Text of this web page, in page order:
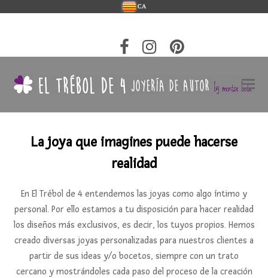
CA
La joya que imagines puede hacerse
realidad
En El Trébol de 4 entendemos las joyas como algo íntimo y
personal. Por ello estamos a tu disposición para hacer realidad
los diseños más exclusivos, es decir, los tuyos propios. Hemos
creado diversas joyas personalizadas para nuestros clientes a
partir de sus ideas y/o bocetos, siempre con un trato
cercano y mostrándoles cada paso del proceso de la creación